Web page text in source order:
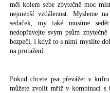
měl kolem sebe zbytečně moc
nejmenší vzdálenost. Mysleme
sedaček, my také musíme
nedopřávejte svým psům
bezpečí, i když to s nimi myslíte
na protažení.
Pokud chcete psa převážet v
můžete zvolit mříž v kombinaci s